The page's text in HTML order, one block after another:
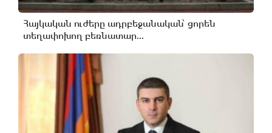
Հայկական ուժերը ադրբեջանական՝ ցորեն
տեղափոխող բեռնատար...